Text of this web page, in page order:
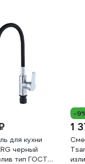
для кухни
черный
тип ГОСТ
-
1